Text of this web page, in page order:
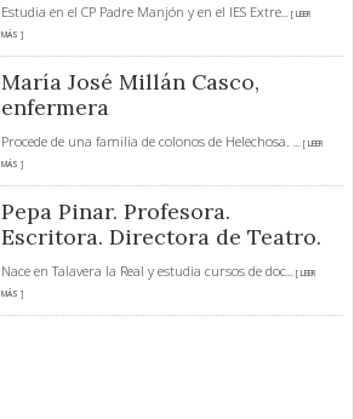
Estudia en el CP Padre Manjón y en el IES Extre... [ LEER
MÁS ]
María José Millán Casco,
enfermera
Procede de una familia de colonos de Helechosa.
... [ LEER
MÁS ]
Pepa Pinar. Profesora.
Escritora. Directora de Teatro.
Nace en Talavera la Real y estudia cursos de doc... [ LEER
MÁS ]